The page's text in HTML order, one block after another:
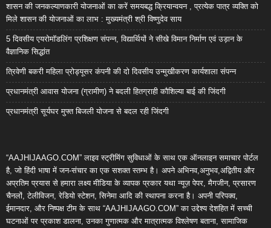
शासन की जनकल्याणकारी योजनाओं का करें समयबद्ध क्रियान्वयन , प्रत्येक पात्र व्यक्ति को
मिले शासन की योजनाओं का लाभ : मुख्यमंत्री श्री विष्णुदेव साय
5 दिवसीय एयरोमॉडलिंग प्रशिक्षण संपन्न, विद्यार्थियों ने सीखे विमान निर्माण एवं उड़ान के
वैज्ञानिक सिद्धांत
त्रिवेणी बकरी महिला प्रोड्यूसर कंपनी की दो दिवसीय उन्मुखीकरण कार्यशाला संपन्न
प्रधानमंत्री आवास योजना (ग्रामीण) ने बदली हितग्राही कौशिल्या बाई की जिंदगी
प्रधानमंत्री सूर्यघर मुफ्त बिजली योजना से बदल रही जिंदगी
“AAJHIJAAGO.COM” लाइव स्ट्रीमिंग सुविधाओं के साथ एक ऑनलाइन समाचार पोर्टल
है, जो हिंदी भाषा में जन-संचार का एक सशक्त स्तम्भ है। अपने अभिनव,अनुभव,अद्वितीय और
अप्रतिम प्रयास से हमारा लक्ष्य मीडिया के व्यापक प्रकार यथा न्यूज़ पेपर, मैगजीन, प्रसारण
चैनलों, टेलीविजन, रेडियो स्टेशन, सिनेमा आदि की स्थापना करना है। अपनी परिपक्व,
ईमानदार, और निष्पक्ष टीम के साथ “AAJHIJAAGO.COM” का उद्देश्य देशहित में सच्ची
घटनाओं पर प्रकाश डालना, उनका गुणात्मक और मात्रात्मक विश्लेषण बताना, सामाजिक